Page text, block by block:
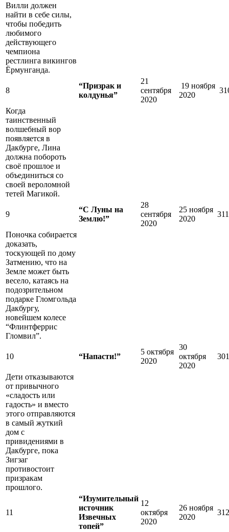
Вилли должен
найти в себе силы,
чтобы победить
любимого
действующего
чемпиона
рестлинга викингов
Ёрмунганда.
8
“Призрак и
колдунья”
21
сентября
2020
19 ноября
2020
Когда
таинственный
волшебный вор
появляется в
Дакбурге, Лина
должна побороть
своё прошлое и
объединиться со
своей вероломной
тетей Магикой.
9
“С Луны на
Землю!”
28
сентября
2020
25 ноября
2020
311
Поночка собирается
доказать,
тоскующей по дому
Затмению, что на
Земле может быть
весело, катаясь на
подозрительном
подарке Гломгольда
Дакбургу,
новейшем колесе
“Флинтферрис
Гломвил”.
10 “Напасти!”
5 октября
2020
30
октября
2020
301
Дети отказываются
от привычного
«сладость или
гадость» и вместо
этого отправляются
в самый жуткий
дом с
привидениями в
Дакбурге, пока
Зигзаг
противостоит
призракам
прошлого.
11
“Изумительный
источник
Извечных
топей”
12
октября
2020
26 ноября
2020
312